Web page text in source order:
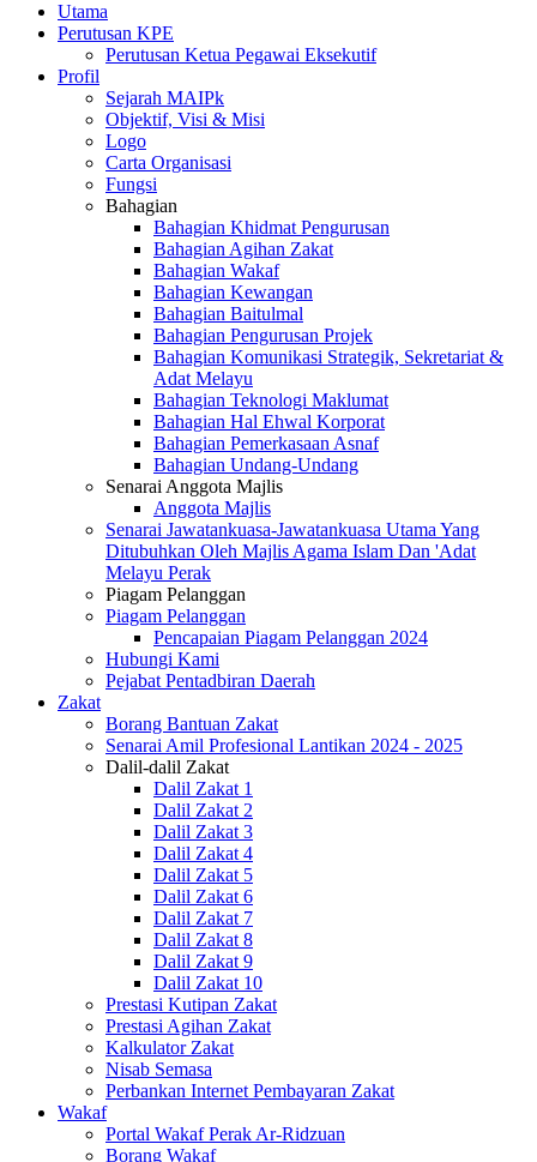
Utama
Perutusan KPE
Perutusan Ketua Pegawai Eksekutif
Profil
Sejarah MAIPk
Objektif, Visi & Misi
Logo
Carta Organisasi
Fungsi
Bahagian
Bahagian Khidmat Pengurusan
Bahagian Agihan Zakat
Bahagian Wakaf
Bahagian Kewangan
Bahagian Baitulmal
Bahagian Pengurusan Projek
Bahagian Komunikasi Strategik, Sekretariat &
Adat Melayu
Bahagian Teknologi Maklumat
Bahagian Hal Ehwal Korporat
Bahagian Pemerkasaan Asnaf
Bahagian Undang-Undang
Senarai Anggota Majlis
Anggota Majlis
Senarai Jawatankuasa-Jawatankuasa Utama Yang
Ditubuhkan Oleh Majlis Agama Islam Dan 'Adat
Melayu Perak
Piagam Pelanggan
Piagam Pelanggan
Pencapaian Piagam Pelanggan 2024
Hubungi Kami
Pejabat Pentadbiran Daerah
Zakat
Borang Bantuan Zakat
Senarai Amil Profesional Lantikan 2024 - 2025
Dalil-dalil Zakat
Dalil Zakat 1
Dalil Zakat 2
Dalil Zakat 3
Dalil Zakat 4
Dalil Zakat 5
Dalil Zakat 6
Dalil Zakat 7
Dalil Zakat 8
Dalil Zakat 9
Dalil Zakat 10
Prestasi Kutipan Zakat
Prestasi Agihan Zakat
Kalkulator Zakat
Nisab Semasa
Perbankan Internet Pembayaran Zakat
Wakaf
Portal Wakaf Perak Ar-Ridzuan
Borang Wakaf